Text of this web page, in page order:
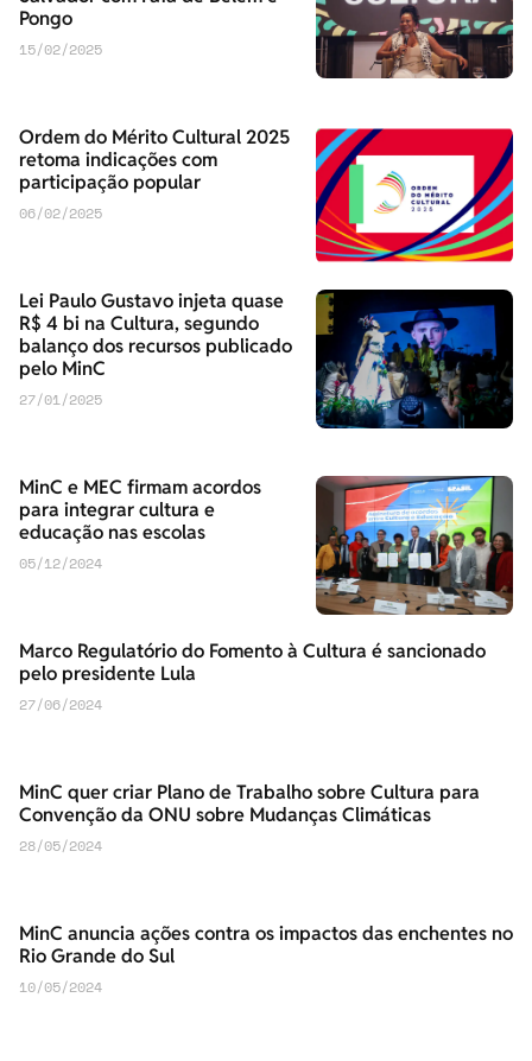
Pongo
15/02/2025
Ordem do Mérito Cultural 2025
retoma indicações com
participação popular
06/02/2025
Lei Paulo Gustavo injeta quase
R$ 4 bi na Cultura, segundo
balanço dos recursos publicado
pelo MinC
27/01/2025
MinC e MEC firmam acordos
para integrar cultura e
educação nas escolas
05/12/2024
Marco Regulatório do Fomento à Cultura é sancionado
pelo presidente Lula
27/06/2024
MinC quer criar Plano de Trabalho sobre Cultura para
Convenção da ONU sobre Mudanças Climáticas
28/05/2024
MinC anuncia ações contra os impactos das enchentes no
Rio Grande do Sul
10/05/2024